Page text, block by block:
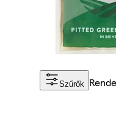
Szűrők